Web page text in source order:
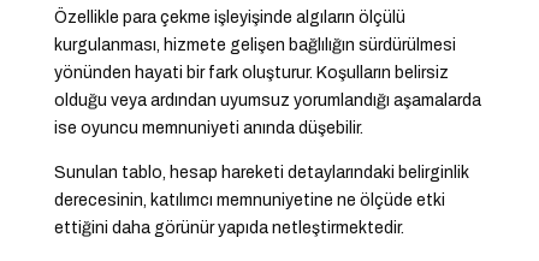
Özellikle para çekme işleyişinde algıların ölçülü
kurgulanması, hizmete gelişen bağlılığın sürdürülmesi
yönünden hayati bir fark oluşturur. Koşulların belirsiz
olduğu veya ardından uyumsuz yorumlandığı aşamalarda
ise oyuncu memnuniyeti anında düşebilir.
Sunulan tablo, hesap hareketi detaylarındaki belirginlik
derecesinin, katılımcı memnuniyetine ne ölçüde etki
ettiğini daha görünür yapıda netleştirmektedir.